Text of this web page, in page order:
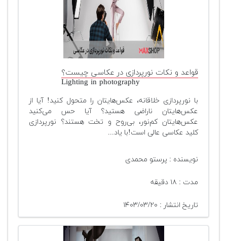
قواعد و نکات نورپردازی در عکاسی چیست؟
Lighting in photography
با نورپردازی خلاقانه، عکس‌هایتان را متحول کنید! آیا از
عکس‌هایتان ناراضی هستید؟ آیا حس می‌کنید
عکس‌هایتان کم‌نور، بی‌روح و تخت هستند؟ نورپردازی
کلید عکاسی عالی است!با یاد...
نویسنده : پرستو محمدی
مدت : ۱۸ دقیقه
تاریخ انتشار : ۱۴۰۳/۰۳/۲۰